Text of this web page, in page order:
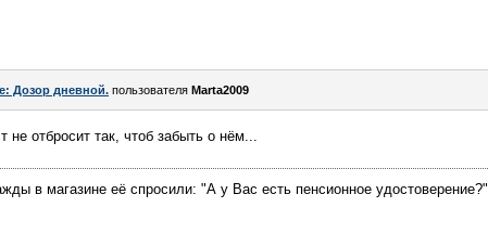
Дозор дневной. пользователя Marta2009
отбросит так, чтоб забыть о нём...
в магазине её спросили: "А у Вас есть пенсионное удостоверение?"